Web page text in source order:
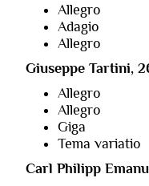
Allegro
Adagio
Allegro
Giuseppe Tartini,
Allegro
Allegro
Giga
Tema variatio
Carl Philipp